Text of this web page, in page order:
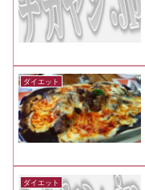
ダイエット
ダイエット